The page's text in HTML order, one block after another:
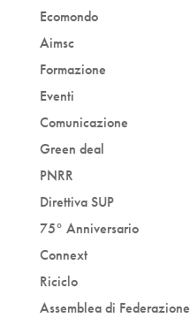
Ecomondo
Aimsc
Formazione
Eventi
Comunicazione
Green deal
PNRR
Direttiva SUP
75° Anniversario
Connext
Riciclo
Assemblea di Federazione